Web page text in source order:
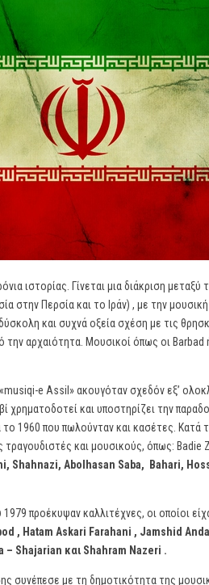
ιστορίας. Γίνεται μια διάκριση
στην Περσία και το Ιράν) , με την
και συχνά οξεία σχέση με τις
την αρχαιότητα. Μουσικοί όπως οι
e Assil» ακουγόταν σχεδόν εξ’
και υποστηρίζει την
το 1960 που πωλούνταν και κασέτες. Κατά
και μουσικούς, όπως:
Shahnazi, Abolhasan Saba, Bahari,
προέκυψαν καλλιτέχνες, οι οποίοι
, Hatam Askari Farahani , Jamshid
Shajarian και Shahram Nazeri .
συνέπεσε με τη δημοτικότητα της